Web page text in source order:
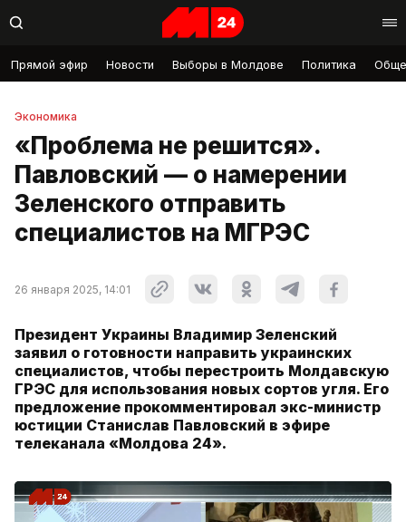
Прямой эфир Новости Выборы в Молдове Политика
Экономика
«Проблема не решится».
Павловский — о намерении
Зеленского отправить
специалистов на МГРЭС
26 января 2025, 14:01
Президент Украины Владимир Зеленский
заявил о готовности направить украинских
специалистов, чтобы перестроить Молдавскую
ГРЭС для использования новых сортов угля. Его
предложение прокомментировал экс-министр
юстиции Станислав Павловский в эфире
телеканала «Молдова 24».